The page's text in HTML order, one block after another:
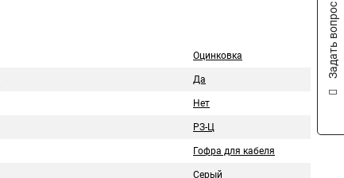
Оцинковка
Да
Нет
РЗ-Ц
Гофра для кабеля
Серый
Задать вопрос